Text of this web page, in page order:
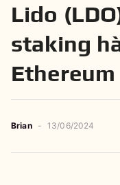
Lido
staking
Ethereum
Brian - 13/06/2024